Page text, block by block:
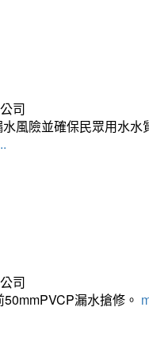
司
風險並確保民眾用水
司
漏水搶修。